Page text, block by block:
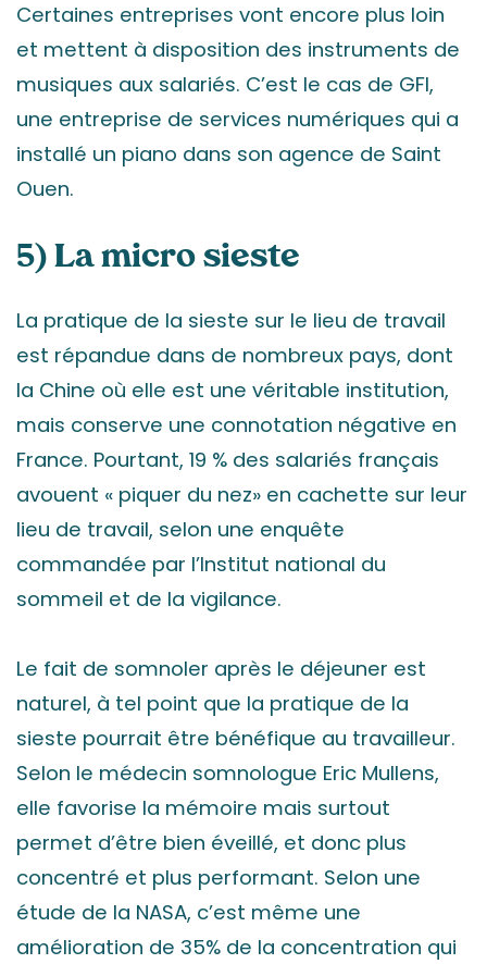
Certaines entreprises vont encore plus loin
et mettent à disposition des instruments de
musiques aux salariés. C’est le cas de GFI,
une entreprise de services numériques qui a
installé un piano dans son agence de Saint
Ouen.
5) La micro sieste
La pratique de la sieste sur le lieu de travail
est répandue dans de nombreux pays, dont
la Chine où elle est une véritable institution,
mais conserve une connotation négative en
France. Pourtant, 19 % des salariés français
avouent « piquer du nez» en cachette sur leur
lieu de travail, selon une enquête
commandée par l’Institut national du
sommeil et de la vigilance.
Le fait de somnoler après le déjeuner est
naturel, à tel point que la pratique de la
sieste pourrait être bénéfique au travailleur.
Selon le médecin somnologue Eric Mullens,
elle favorise la mémoire mais surtout
permet d’être bien éveillé, et donc plus
concentré et plus performant. Selon une
étude de la NASA, c’est même une
amélioration de 35% de la concentration qui